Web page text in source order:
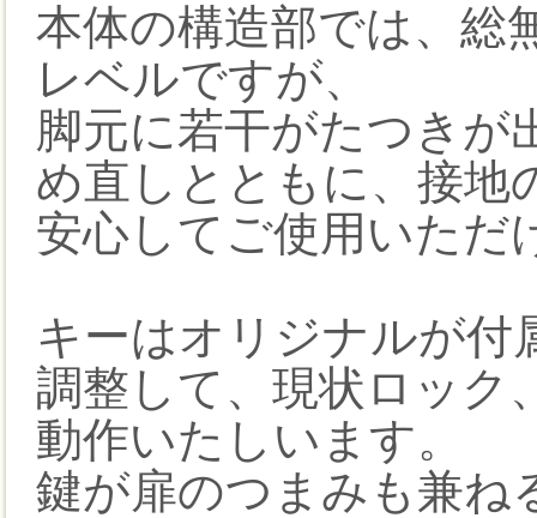
本体の構造部では、総
レベルですが、
脚元に若干がたつきが
め直しとともに、接地
安心してご使用いただ
キーはオリジナルが付
調整して、現状ロック
動作いたしいます。
鍵が扉のつまみも兼ね